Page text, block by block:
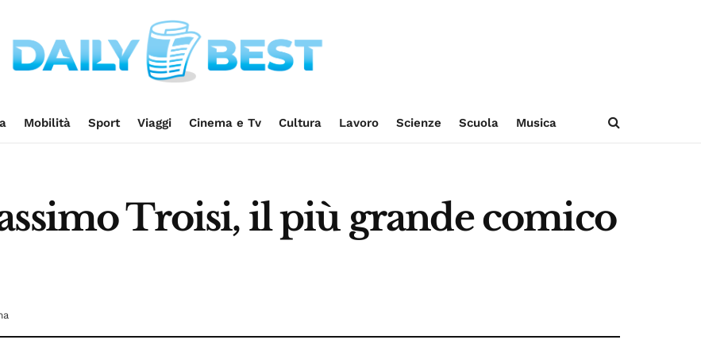
Mobilità Sport Viaggi Cinema e Tv Cultura Lavoro Scienze Scuola Musica
Troisi, il più grande comico